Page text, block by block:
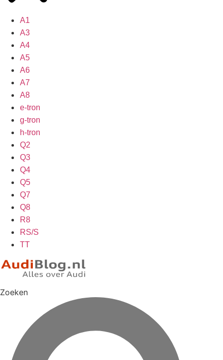
A1
A3
A4
A5
A6
A7
A8
e-tron
g-tron
h-tron
Q2
Q3
Q4
Q5
Q7
Q8
R8
RS/S
TT
Zoeken